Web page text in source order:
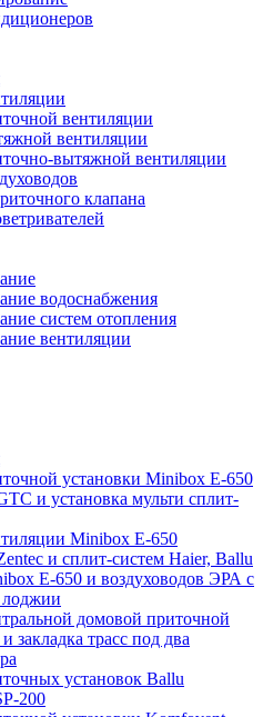
вентиляции
вентиляции
вытяжной вентиляции
клапана
водоснабжения
систем отопления
вентиляции
установки Minibox E-650
и установка мульти сплит-
Minibox E-650
и сплит-систем Haier, Ballu
E-650 и воздуховодов ЭРА с
лоджии
домовой приточной
закладка трасс под два
установок Ballu
200